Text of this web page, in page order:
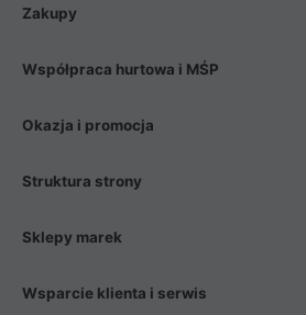
wentylatory. Na koniec mając już to
Zakupy
Współpraca hurtowa i MŚP
Okazja i promocja
Struktura strony
Sklepy marek
Wsparcie klienta i serwis